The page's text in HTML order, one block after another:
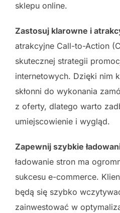
sklepu online.
Zastosuj klarowne i
atrakcyjne Call-to-Action
skutecznej strategii
internetowych. Dzięki nim
skłonni do wykonania
z oferty, dlatego warto
umiejscowienie i wygląd.
Zapewnij szybkie
ładowanie stron ma
sukcesu e-commerce.
będą się szybko
zainwestować w